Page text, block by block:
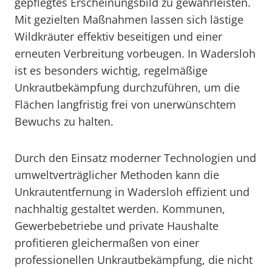
Mit gezielten Maßnahmen lassen sich lästige
Wildkräuter effektiv beseitigen und einer
erneuten Verbreitung vorbeugen. In Wadersloh
ist es besonders wichtig, regelmäßige
Unkrautbekämpfung durchzuführen, um die
Flächen langfristig frei von unerwünschtem
Bewuchs zu halten.
Durch den Einsatz moderner Technologien und
umweltverträglicher Methoden kann die
Unkrautentfernung in Wadersloh effizient und
nachhaltig gestaltet werden. Kommunen,
Gewerbebetriebe und private Haushalte
profitieren gleichermaßen von einer
professionellen Unkrautbekämpfung, die nicht